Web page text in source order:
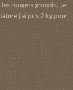
rougets grondin. Je
j’ai pris 2 kg pour